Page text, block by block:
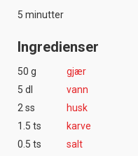
5 minutter
Ingredienser
50 g
gjær
5 dl
vann
2 ss
husk
1.5 ts
karve
0.5 ts
salt